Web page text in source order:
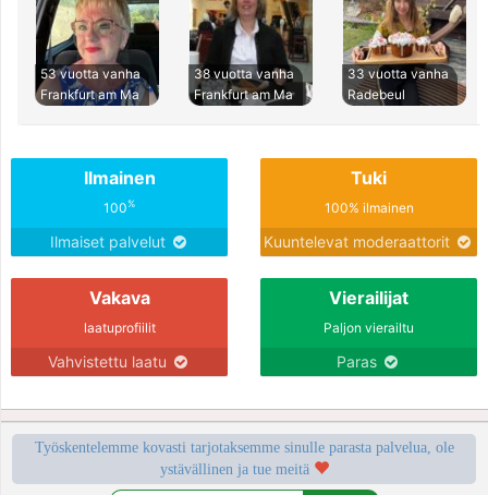
53 vuotta vanha
Frankfurt am Ma
38 vuotta vanha
Frankfurt am Ma
33 vuotta vanha
Radebeul
Ilmainen
100%
Ilmaiset palvelut
Tuki
100% ilmainen
Kuuntelevat moderaattorit
Vakava
laatuprofiilit
Vahvistettu laatu
Vierailijat
Paljon vierailtu
Paras
Työskentelemme kovasti tarjotaksemme sinulle parasta palvelua, ole
ystävällinen ja tue meitä